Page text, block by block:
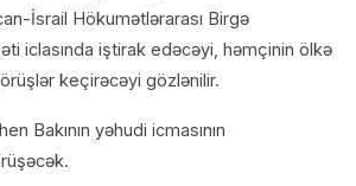
İsrail Hökumətlərarası Birgə
iclasında iştirak edəcəyi, həmçinin ölkə
keçirəcəyi gözlənilir.
Bakının yəhudi icmasının